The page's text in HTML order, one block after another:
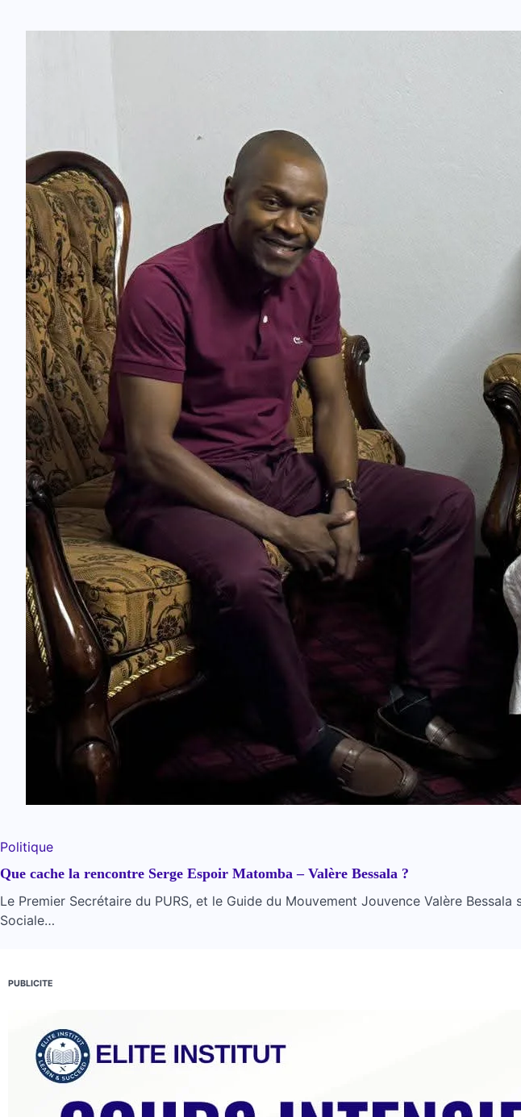
Politique
Que cache la rencontre Serge Espoir Matomba – Valère Bessala ?
Le Premier Secrétaire du PURS, et le Guide du Mouvement Jouvence Valère
Sociale…
PUBLICITE